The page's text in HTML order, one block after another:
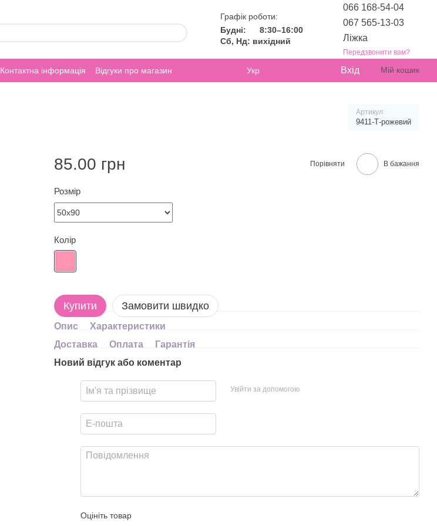
Графік роботи:
Будні:
8:30–16:00
Сб, Нд: вихідний
066 168-54-04
067 565-13-03
Ліжка
Передзвонити вам?
Контактна інформація Відгуки про магазин Укр Вхід Мій кошик
Артикул
9411-Т-рожевий
85.00 грн Порівняти В бажання
Розмір
Колір
Купити Замовити швидко
Опис
Характеристики
Доставка
Оплата
Гарантія
Новий відгук або коментар
Увійти за допомогою
Оцініть товар